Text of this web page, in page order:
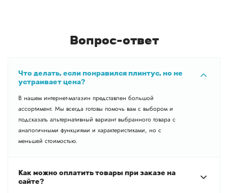
Вопрос-ответ
Что делать, если понравился плинтус, но не
устраивает цена?
В нашем интернет-магазин представлен большой
ассортимент. Мы всегда готовы помочь вам с выбором и
подсказать альтернативный вариант выбранного товара с
аналогичными функциями и характеристиками, но с
меньшей стоимостью.
Как можно оплатить товары при заказе на
сайте?